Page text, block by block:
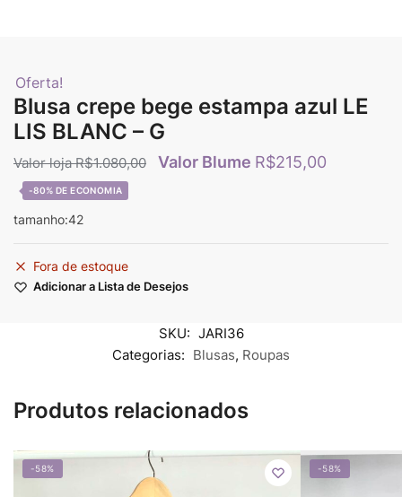
Oferta!
Blusa crepe bege estampa azul LE
LIS BLANC – G
R$1.080,00 R$215,00
-80%
tamanho:42
Fora de estoque
Adicionar a Lista de Desejos
SKU: JARI36
Categorias: Blusas, Roupas
Produtos relacionados
-58% -58%